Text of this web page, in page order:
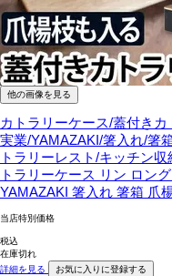
他の画像を見る
カトラリーケース/蓋付き
実業/YAMAZAKI/箸入れ/箸
トラリーレスト/キッチン
トラリーケース リン ロン
YAMAZAKI 箸入れ 箸箱 爪
当店特別価格
税込
在庫切れ
詳細を見る
お気に入りに登録する